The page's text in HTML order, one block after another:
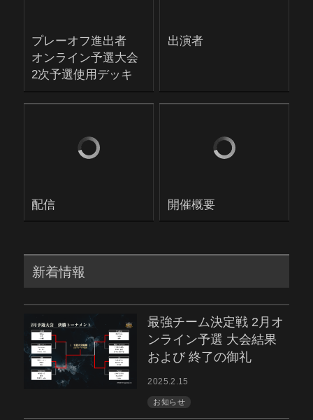
プレーオフ進出者
オンライン予選大会
2次予選使用デッキ
出演者
配信 開催概要
新着情報
最強チーム決定戦 2月オ
ンライン予選 大会結果
および 終了の御礼
2025.2.15
お知らせ